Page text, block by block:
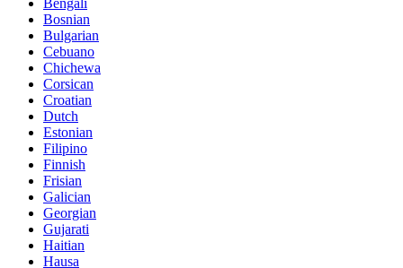
Bosnian
Bulgarian
Cebuano
Chichewa
Corsican
Croatian
Dutch
Estonian
Filipino
Finnish
Frisian
Galician
Georgian
Gujarati
Haitian
Hausa